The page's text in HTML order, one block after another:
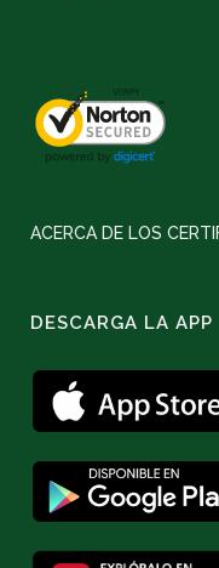
ACERCA DE LOS
DESCARGA LA APP